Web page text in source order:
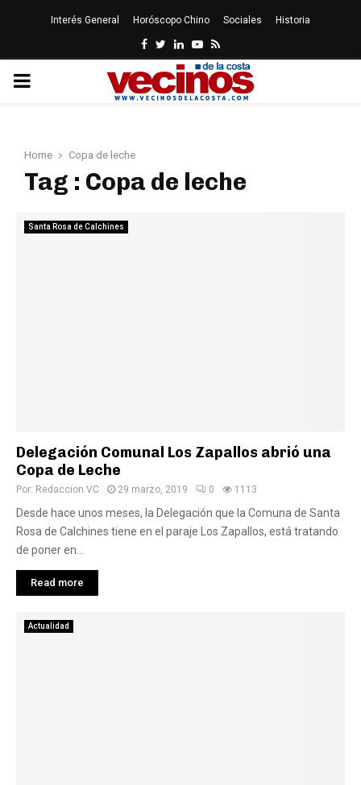
Interés General Horóscopo Chino Sociales Historia
Facebook
Twitter
LinkedinYoutube
Rss
PRIMARY
Home Copa de leche
Tag : Copa de leche
Santa Rosa de Calchines
Delegación Comunal Los Zapallos abrió una
Copa de Leche
Por: Redaccion VC 29 marzo, 2019 0 1113
Desde hace unos meses, la Delegación que la Comuna de Santa
Rosa de Calchines tiene en el paraje Los Zapallos, está tratando
de poner en...
Read more
Actualidad